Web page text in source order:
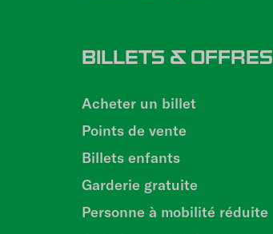
PIED
DE
PAGE
BILLETS & OFFRES
Acheter un billet
Points de vente
Billets enfants
Garderie gratuite
Personne à mobilité réduite